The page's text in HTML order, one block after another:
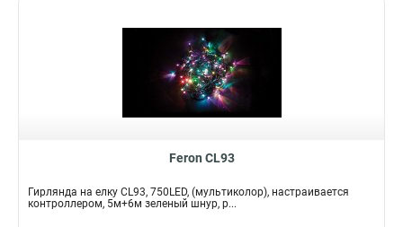
Feron CL93
Гирлянда на елку CL93, 750LED, (мультиколор), настраивается
контроллером, 5м+6м зеленый шнур, р...